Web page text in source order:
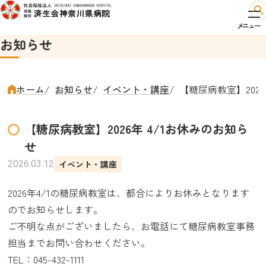
お知らせ
ホーム お知らせ イベント・講座 【糖尿病教室】
【糖尿病教室】2026年 4/1お休みのお知ら
せ
2026.03.12 イベント・講座
2026年4/1の糖尿病教室は、都合によりお休みとなります
のでお知らせします。
ご不明な点がございましたら、お電話にて糖尿病教室事務
担当までお問い合わせください。
TEL：045-432-1111